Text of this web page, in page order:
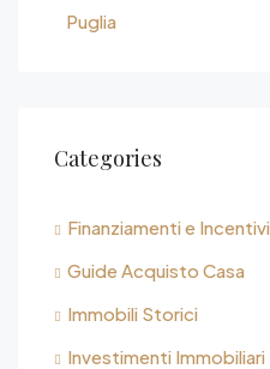
Puglia
Categories
Finanziamenti e Incentivi
Guide Acquisto Casa
Immobili Storici
Investimenti Immobiliari